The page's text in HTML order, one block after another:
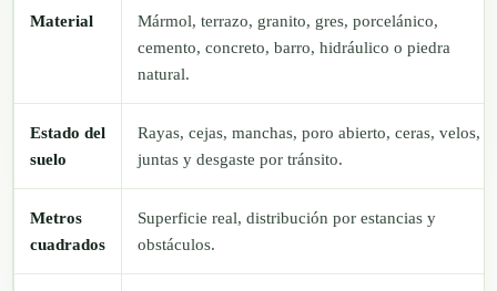
Material
Mármol, terrazo, granito, gres, porcelánico,
cemento, concreto, barro, hidráulico o piedra
natural.
Estado del
suelo
Rayas, cejas, manchas, poro abierto, ceras, velos,
juntas y desgaste por tránsito.
Metros
cuadrados
Superficie real, distribución por estancias y
obstáculos.